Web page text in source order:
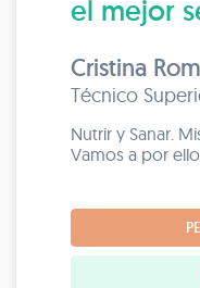
el mejor
Cristina
Técnico
Nutrir y Sanar.
Vamos a por